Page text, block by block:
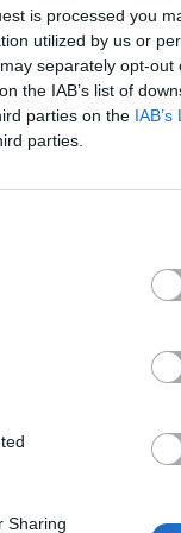
is processed you
utilized by us or
separately opt-out
the IAB’s list of
parties on the IAB’s
parties.
Sharing
vous salue d’un
chose que